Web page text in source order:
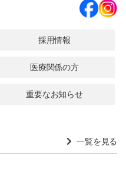
採用情報
医療関係の方
重要なお知らせ
一覧を見る